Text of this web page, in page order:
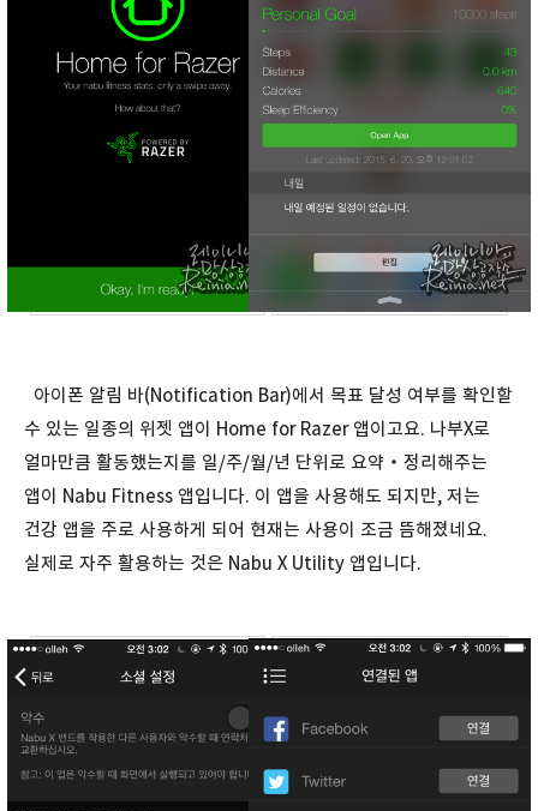
아이폰 알림 바(Notification Bar)에서 목표 달성 여부를 확인할
수 있는 일종의 위젯 앱이 Home for Razer 앱이고요. 나부X로
얼마만큼 활동했는지를 일/주/월/년 단위로 요약・정리해주는
앱이 Nabu Fitness 앱입니다. 이 앱을 사용해도 되지만, 저는
건강 앱을 주로 사용하게 되어 현재는 사용이 조금 뜸해졌네요.
실제로 자주 활용하는 것은 Nabu X Utility 앱입니다.